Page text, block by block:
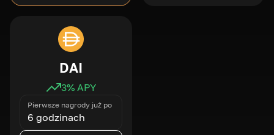
DAI
3% APY
Pierwsze nagrody już po
6 godzinach